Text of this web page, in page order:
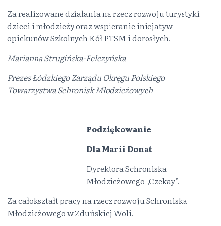
Za realizowane działania na rzecz rozwoju turystyki
dzieci i młodzieży oraz wspieranie inicjatyw
opiekunów Szkolnych Kół PTSM i dorosłych.
Marianna Strugińska-Felczyńska
Prezes Łódzkiego Zarządu Okręgu Polskiego
Towarzystwa Schronisk Młodzieżowych
Podziękowanie
Dla Marii Donat
Dyrektora Schroniska
Młodzieżowego „Czekay”.
Za całokształt pracy na rzecz rozwoju Schroniska
Młodzieżowego w Zduńskiej Woli.